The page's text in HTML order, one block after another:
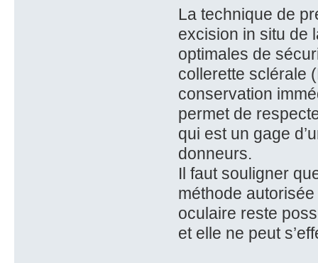
La technique de
excision in situ de
optimales de
collerette sclérale
conservation
permet de
qui est un gage
donneurs.
Il faut souligner
méthode
oculaire reste
et elle ne peut